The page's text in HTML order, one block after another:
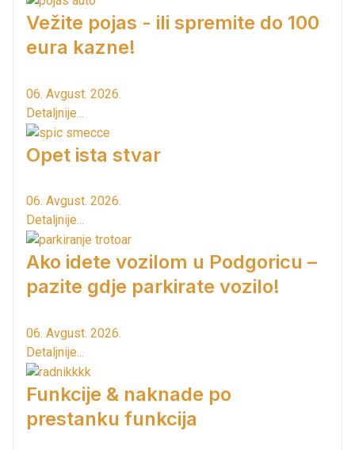
Vežite pojas - ili spremite do 100
eura kazne!
06. Avgust. 2026.
Detaljnije...
Opet ista stvar
06. Avgust. 2026.
Detaljnije...
Ako idete vozilom u Podgoricu –
pazite gdje parkirate vozilo!
06. Avgust. 2026.
Detaljnije...
Funkcije & naknade po
prestanku funkcija